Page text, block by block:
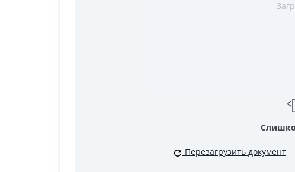
Перезагрузить документ